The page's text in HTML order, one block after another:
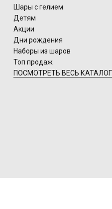
Шары с гелием
Детям
Акции
Дни рождения
Наборы из шаров
Топ продаж
ПОСМОТРЕТЬ ВЕСЬ КАТАЛОГ